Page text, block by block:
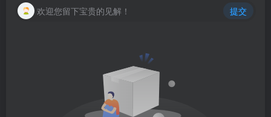
欢迎您留下宝贵的见解！ 提交